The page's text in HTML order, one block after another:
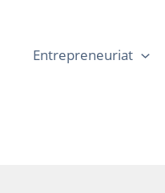
Entrepreneuriat